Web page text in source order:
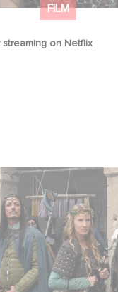
FILM
on Netflix
Judor’s new comedy